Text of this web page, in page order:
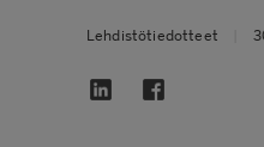
Lehdistötiedotteet